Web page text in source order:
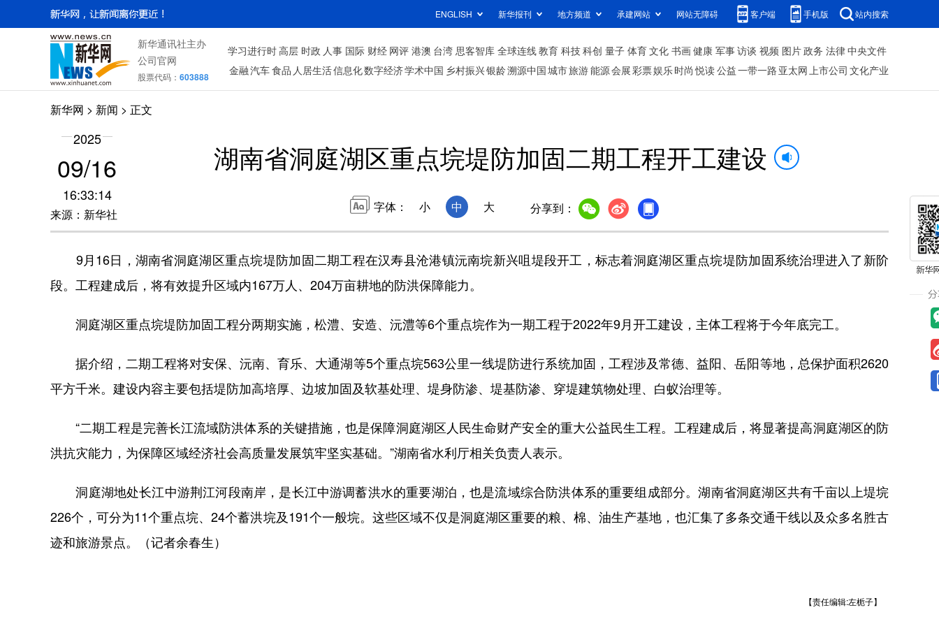
ENGLISH 新华报刊 地方频道 承建网站 网站无障碍 客户端 手机版 站内搜索
新华通讯社主办
公司官网
股票代码： 603888
学习进行时高层 时政 人事 国际 财经 网评 港澳 台湾 思客智库 全球连线教育 科技科创 量子 体育文化 书画健康 军事访谈 视频 图片政务 法律中央文件
金融汽车食品 人居生活信息化数字经济学术中国 乡村振兴银龄溯源中国城市旅游能源会展彩票娱乐时尚 悦读公益一带一路 亚太网上市公司 文化产业
新华网 > 新闻 > 正文
2025
09/16
16:33:14
来源：新华社
湖南省洞庭湖区重点垸堤防加固二期工程开工建设
字体： 小 中 大 分享到：
9月16日，湖南省洞庭湖区重点垸堤防加固二期工程在汉寿县沧港镇沅南垸新兴咀堤段开工，标志着洞庭湖区重点垸堤防加固系统治理进入了新阶
段。工程建成后，将有效提升区域内167万人、204万亩耕地的防洪保障能力。
洞庭湖区重点垸堤防加固工程分两期实施，松澧、安造、沅澧等6个重点垸作为一期工程于2022年9月开工建设，主体工程将于今年底完工。
据介绍，二期工程将对安保、沅南、育乐、大通湖等5个重点垸563公里一线堤防进行系统加固，工程涉及常德、益阳、岳阳等地，总保护面积2620
平方千米。建设内容主要包括堤防加高培厚、边坡加固及软基处理、堤身防渗、堤基防渗、穿堤建筑物处理、白蚁治理等。
“二期工程是完善长江流域防洪体系的关键措施，也是保障洞庭湖区人民生命财产安全的重大公益民生工程。工程建成后，将显著提高洞庭湖区的防
洪抗灾能力，为保障区域经济社会高质量发展筑牢坚实基础。”湖南省水利厅相关负责人表示。
洞庭湖地处长江中游荆江河段南岸，是长江中游调蓄洪水的重要湖泊，也是流域综合防洪体系的重要组成部分。湖南省洞庭湖区共有千亩以上堤垸
226个，可分为11个重点垸、24个蓄洪垸及191个一般垸。这些区域不仅是洞庭湖区重要的粮、棉、油生产基地，也汇集了多条交通干线以及众多名胜古
迹和旅游景点。（记者余春生）
【责任编辑:左栀子】